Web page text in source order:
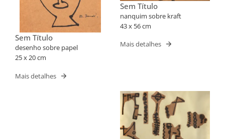
Sem Título
desenho sobre papel
25 x 20 cm
Mais detalhes
Sem Título
nanquim sobre kraft
43 x 56 cm
Mais detalhes